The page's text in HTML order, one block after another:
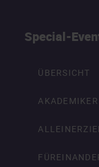
Special-
ÜBERSICHT
AKADEMIKER